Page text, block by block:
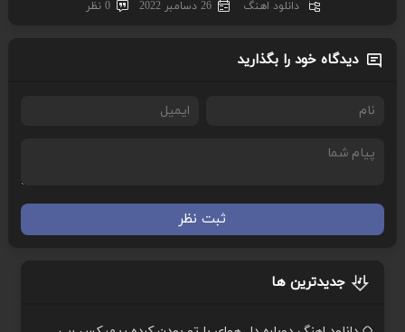
دانلود اهنگ 26 دسامبر 2022 0 نظر
دیدگاه خود را بگذارید
ثبت نظر
جدیدترین ها